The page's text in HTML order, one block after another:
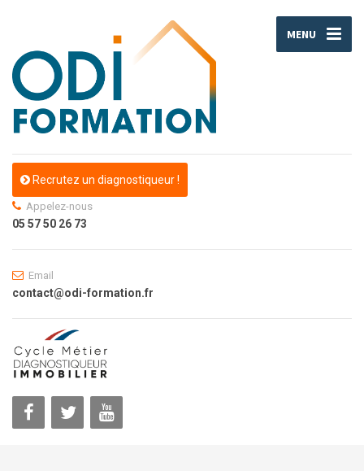
MENU
Recrutez un diagnostiqueur !
Appelez-nous
05 57 50 26 73
Email
contact@odi-formation.fr